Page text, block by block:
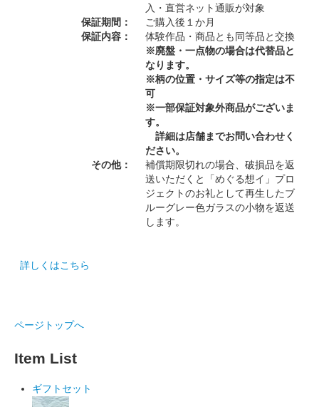
入・直営ネット通販が対象
保証期間：
ご購入後１か月
保証内容：
体験作品・商品とも同等品と交換
※廃盤・一点物の場合は代替品と
なります。
※柄の位置・サイズ等の指定は不
可
※一部保証対象外商品がございま
す。
詳細は店舗までお問い合わせく
ださい。
その他：
補償期限切れの場合、破損品を返
送いただくと「めぐる想イ」プロ
ジェクトのお礼として再生したブ
ルーグレー色ガラスの小物を返送
します。
詳しくはこちら
ページトップへ
Item List
ギフトセット